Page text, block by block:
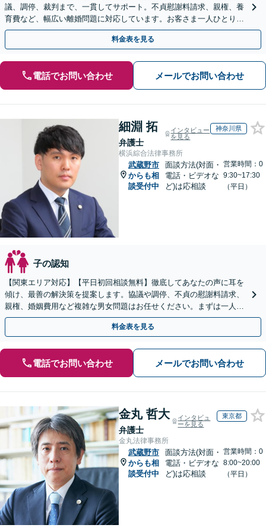
議、調停、裁判まで、一貫してサポート。不貞慰謝料請求、親権、養
育費など、幅広い離婚問題に対応しています。お客さま一人ひとりの
事情に丁寧に配慮し、最適な解決策をご提案します。
料金表を見る
電話でお問い合わせ メールでお問い合わせ
細淵 拓
弁護士
インタビュー
を見る
神奈川県
横浜綜合法律事務所
武蔵野市
からも相
談受付中
面談方法(対面・
電話・ビデオな
ど)は応相談
営業時間：0
9:30~17:30
（平日）
子の認知
【関東エリア対応】【平日初回相談無料】徹底してあなたの声に耳を
傾け、最善の解決策を提案します。協議や調停、不貞の慰謝料請求、
親権、婚姻費用など複雑な男女問題はお任せください。まずは一人で
抱え込まずお話しください。
料金表を見る
電話でお問い合わせ メールでお問い合わせ
金丸 哲大
弁護士
インタビュ
ーを見る
東京都
金丸法律事務所
武蔵野市
からも相
談受付中
面談方法(対面・
電話・ビデオな
ど)は応相談
営業時間：0
8:00~20:00
（平日）